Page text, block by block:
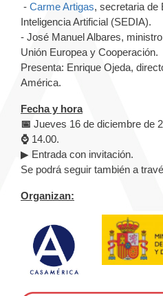
- Carme Artigas, secretaria de
Inteligencia Artificial (SEDIA).
- José Manuel Albares,
Unión Europea y Cooperación.
Presenta: Enrique Ojeda,
América.
Fecha y hora
📅 Jueves 16 de diciembre de
⌚ 14.00.
▶ Entrada con invitación.
Se podrá seguir también a
Organizan: